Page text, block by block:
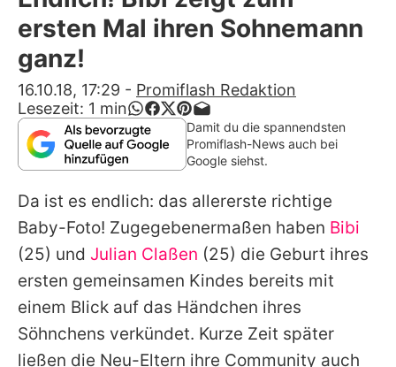
Alle Themen auf Promiflash
App runterladen
Team
Redaktionelle Richtlinien
Impressum
Datenschutzerklärung
Nutzungsbedingungen
Utiq verwalten
ersten Mal ihren Sohnemann
ganz!
16.10.18, 17:29 - Promiflash Redaktion
Lesezeit: 1 min
Damit du die spannendsten
Promiflash-News auch bei
Google siehst.
Da ist es endlich: das allererste richtige
Baby-Foto! Zugegebenermaßen haben Bibi
(25) und Julian Claßen (25) die Geburt ihres
ersten gemeinsamen Kindes bereits mit
einem Blick auf das Händchen ihres
Söhnchens verkündet. Kurze Zeit später
ließen die Neu-Eltern ihre Community auch